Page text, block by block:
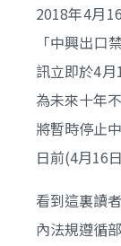
2018年4月
「中興出
訊立即於4
為未來十年
將暫時停止
日前(4月16
看到這裏讀
內法規遵循